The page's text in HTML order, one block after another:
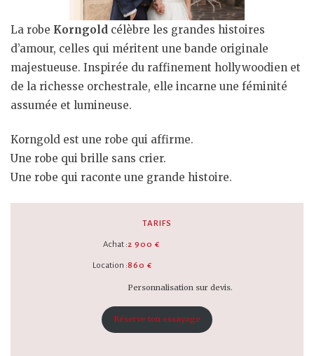
La robe Korngold célèbre les grandes histoires
d’amour, celles qui méritent une bande originale
majestueuse. Inspirée du raffinement hollywoodien et
de la richesse orchestrale, elle incarne une féminité
assumée et lumineuse.
Korngold est une robe qui affirme.
Une robe qui brille sans crier.
Une robe qui raconte une grande histoire.
TARIFS
Achat :
Location :
2 900 €
860 €
Personnalisation sur devis.
Réserve ton essayage